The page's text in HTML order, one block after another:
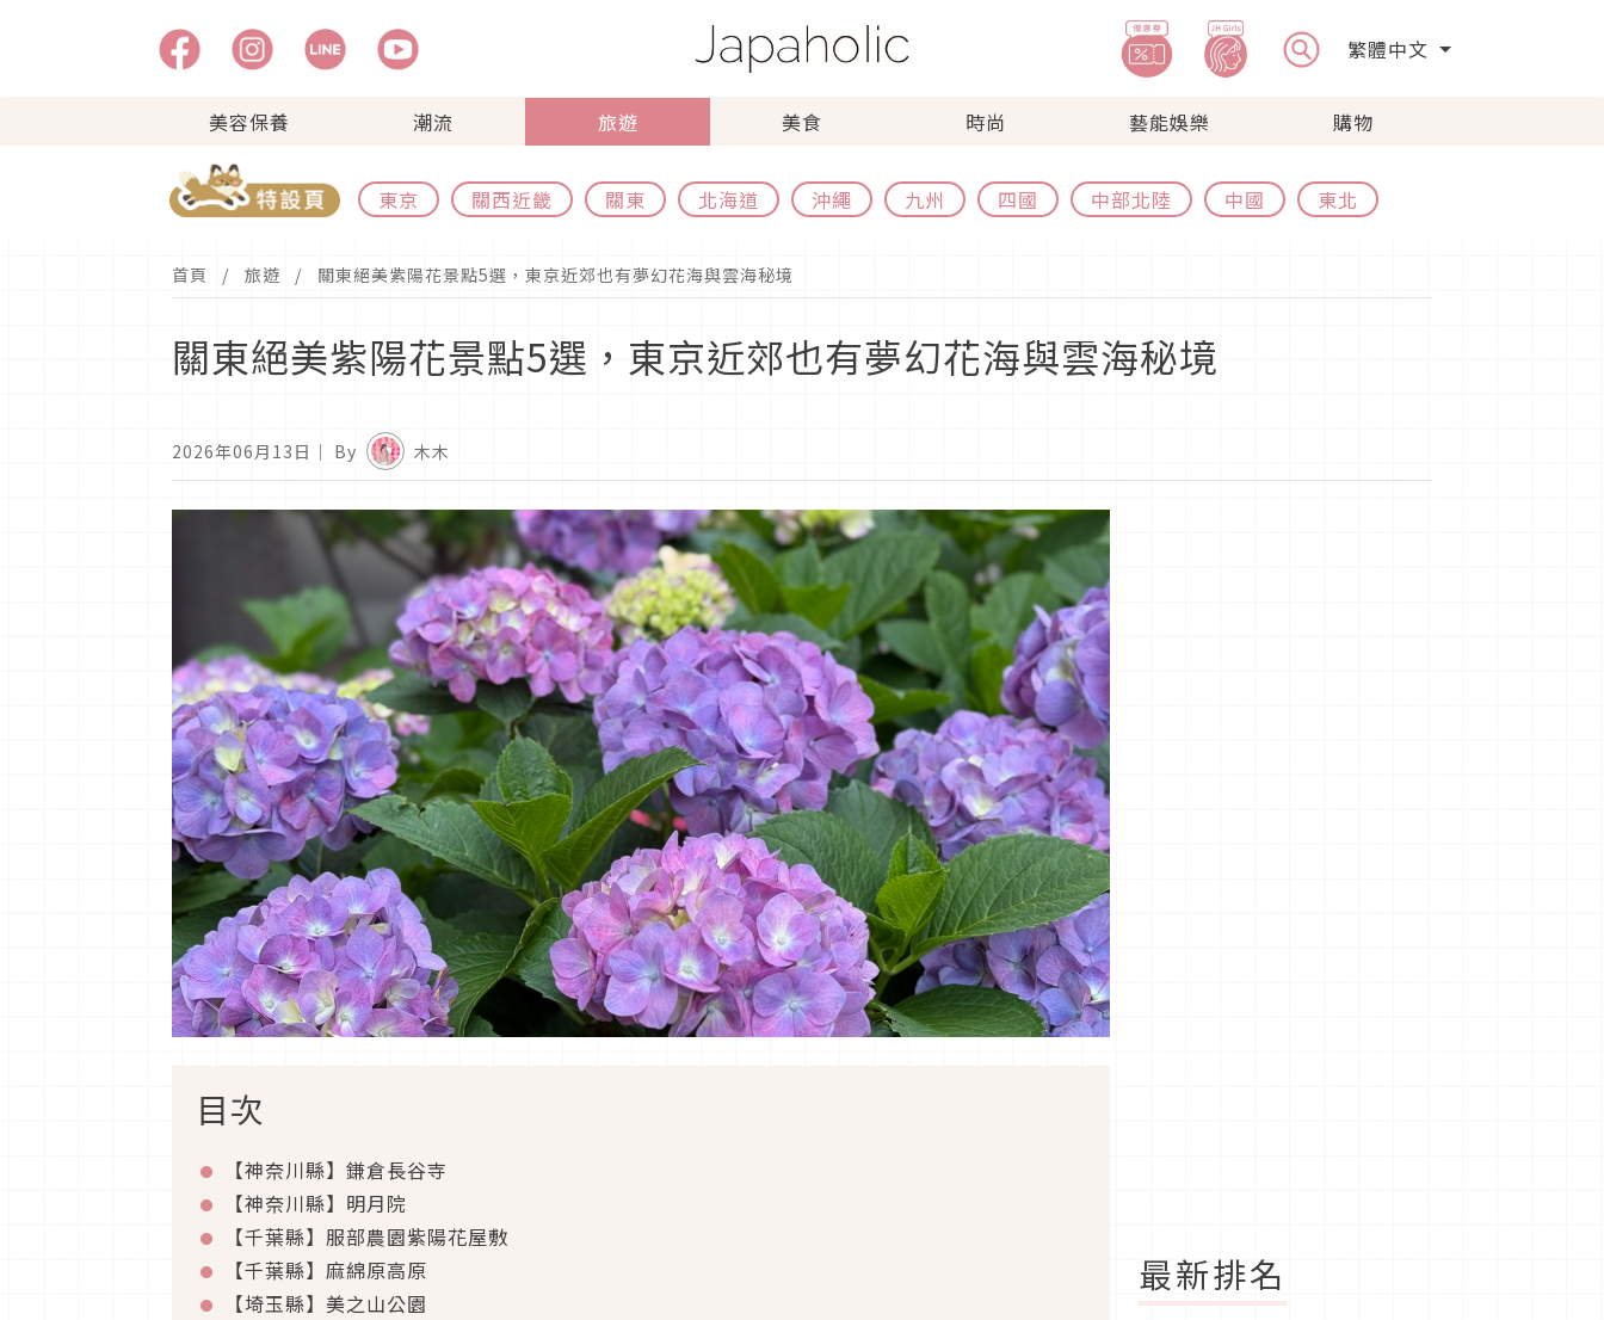
繁體中文
美容保養 潮流 旅遊 美食 時尚 藝能娛樂 購物
東京 關西近畿 關東 北海道 沖繩 九州 四國 中部北陸 中國 東北
首頁 旅遊 關東絕美紫陽花景點5選，東京近郊也有夢幻花海與雲海秘境
關東絕美紫陽花景點5選，東京近郊也有夢幻花海與雲海秘境
2026年06月13日 ｜ By 木木
目次
【神奈川縣】鎌倉長谷寺
【神奈川縣】明月院
【千葉縣】服部農園紫陽花屋敷
【千葉縣】麻綿原高原
【埼玉縣】美之山公園
最新排名